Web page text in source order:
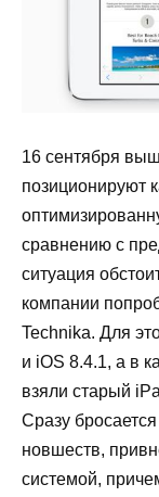
16 сентября
позиционируют
сравнению с
ситуация
компании
Technika. Для
и iOS 8.4.1, а в
взяли старый
Сразу
новшеств,
системой,